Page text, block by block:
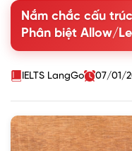
2. Allow + gì? Các cấu
3. Cách phân biệt
4. Bài tập về cấu trúc
Nắm chắc cấu
Phân biệt Allow/
IELTS LangGo 07/01/